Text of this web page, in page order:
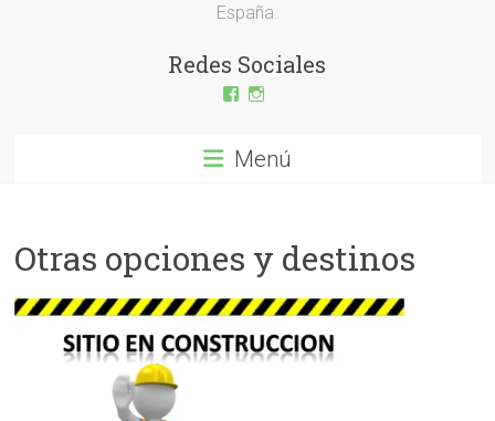
España.
Redes Sociales
Ver
English-
Facebook
Ver
en
Menú
Otras opciones y destinos